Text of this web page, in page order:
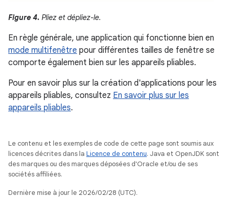
Figure 4. Pliez et dépliez-le.
En règle générale, une application qui fonctionne bien en
mode multifenêtre pour différentes tailles de fenêtre se
comporte également bien sur les appareils pliables.
Pour en savoir plus sur la création d'applications pour les
appareils pliables, consultez En savoir plus sur les
appareils pliables.
Le contenu et les exemples de code de cette page sont soumis aux
licences décrites dans la Licence de contenu. Java et OpenJDK sont
des marques ou des marques déposées d'Oracle et/ou de ses
sociétés affiliées.
Dernière mise à jour le 2026/02/28 (UTC).